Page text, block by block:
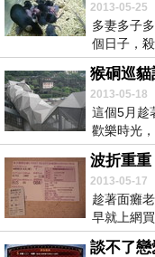
2013-05-25
多妻多子
個日子，
猴硐巡貓
2013-05-18
這個5月趁
歡樂時光
昨天...
波折重重
2013-05-17
趁著面癱
早就上網
料理...
談不了戀